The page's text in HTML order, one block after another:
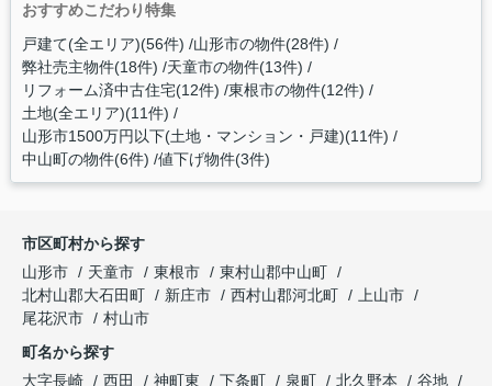
おすすめこだわり特集
戸建て(全エリア)(56件) 山形市の物件(28件)
弊社売主物件(18件) 天童市の物件(13件)
リフォーム済中古住宅(12件) 東根市の物件(12件)
土地(全エリア)(11件)
山形市1500万円以下(土地・マンション・戸建)(11件)
中山町の物件(6件) 値下げ物件(3件)
市区町村から探す
山形市
天童市 東根市
東村山郡中山町
北村山郡大石田町
新庄市 西村山郡河北町
上山市
尾花沢市
村山市
町名から探す
大字長崎
西田 神町東 下条町 泉町 北久野本
谷地